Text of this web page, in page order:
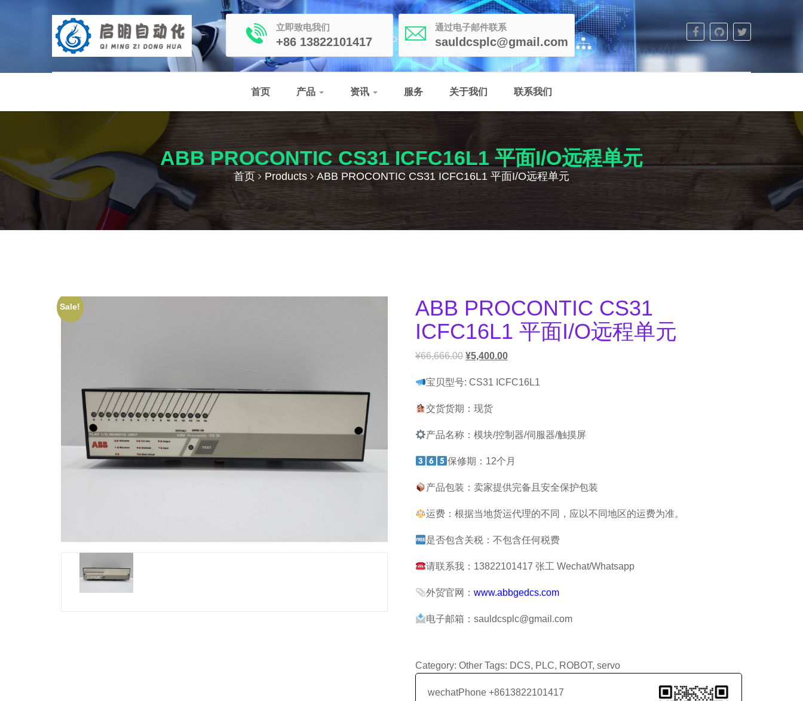
立即致电我们
+86 13822101417
通过电子邮件联系
sauldcsplc@gmail.com
首页 产品 资讯 服务 关于我们 联系我们
ABB PROCONTIC CS31 ICFC16L1 平面I/O远程单元
首页 Products ABB PROCONTIC CS31 ICFC16L1 平面I/O远程单元
Sale!
ABB PROCONTIC CS31
ICFC16L1 平面I/O远程单元
¥66,666.00 ¥5,400.00
宝贝型号: CS31 ICFC16L1
交货货期：现货
产品名称：模块/控制器/伺服器/触摸屏
保修期：12个月
产品包装：卖家提供完备且安全保护包装
运费：根据当地货运代理的不同，应以不同地区的运费为准。
是否包含关税：不包含任何税费
请联系我：13822101417 张工 Wechat/Whatsapp
外贸官网：www.abbgedcs.com
电子邮箱：sauldcsplc@gmail.com
Category: Other Tags: DCS, PLC, ROBOT, servo
wechatPhone +8613822101417